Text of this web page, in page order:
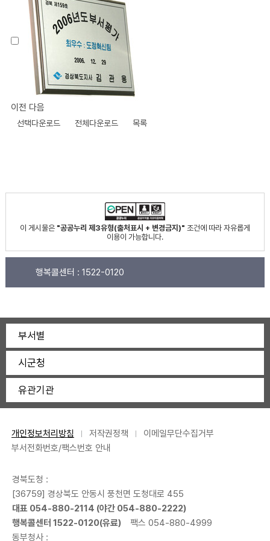
이전 다음
선택다운로드 전체다운로드 목록
이 게시물은 "공공누리 제3유형(출처표시 + 변경금지)" 조건에 따라 자유롭게
이용이 가능합니다.
행복콜센터 : 1522-0120
부서별
시군청
유관기관
개인정보처리방침 저작권정책
이메일무단수집거부
부서전화번호/팩스번호 안내
경북도청 :
[36759] 경상북도 안동시 풍천면 도청대로 455
대표 054-880-2114 (야간 054-880-2222)
행복콜센터 1522-0120(유료)
팩스 054-880-4999
동부청사 :